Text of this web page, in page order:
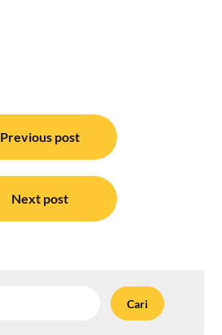
Previous post
Next post